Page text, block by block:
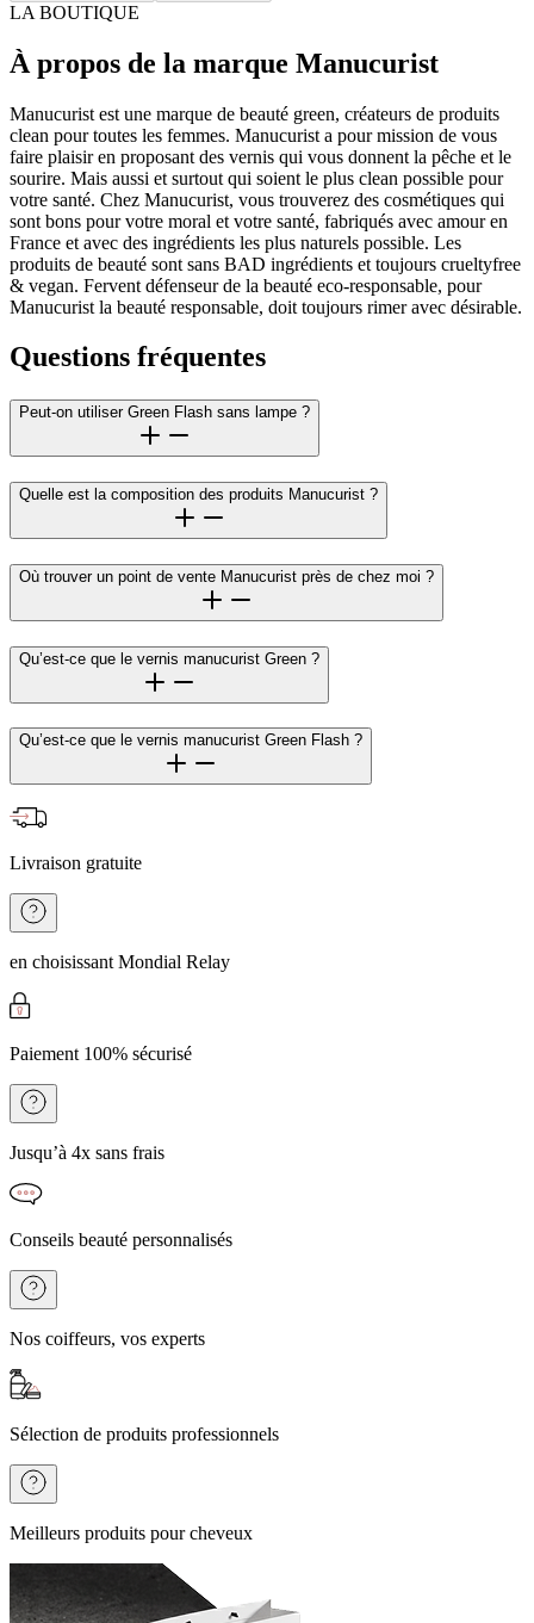
LA BOUTIQUE
À propos de la marque Manucurist
Manucurist est une marque de beauté green, créateurs de produits
clean pour toutes les femmes. Manucurist a pour mission de vous
faire plaisir en proposant des vernis qui vous donnent la pêche et le
sourire. Mais aussi et surtout qui soient le plus clean possible pour
votre santé. Chez Manucurist, vous trouverez des cosmétiques qui
sont bons pour votre moral et votre santé, fabriqués avec amour en
France et avec des ingrédients les plus naturels possible. Les
produits de beauté sont sans BAD ingrédients et toujours crueltyfree
& vegan. Fervent défenseur de la beauté eco-responsable, pour
Manucurist la beauté responsable, doit toujours rimer avec désirable.
Questions fréquentes
Peut-on utiliser Green Flash sans lampe ?
Quelle est la composition des produits Manucurist ?
Où trouver un point de vente Manucurist près de chez moi ?
Qu’est-ce que le vernis manucurist Green ?
Qu’est-ce que le vernis manucurist Green Flash ?
Livraison gratuite
en choisissant Mondial Relay
Paiement 100% sécurisé
Jusqu’à 4x sans frais
Conseils beauté personnalisés
Nos coiffeurs, vos experts
Sélection de produits professionnels
Meilleurs produits pour cheveux